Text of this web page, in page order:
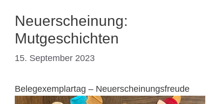
Neuerscheinung:
Mutgeschichten
15. September 2023
Belegexemplartag – Neuerscheinungsfreude